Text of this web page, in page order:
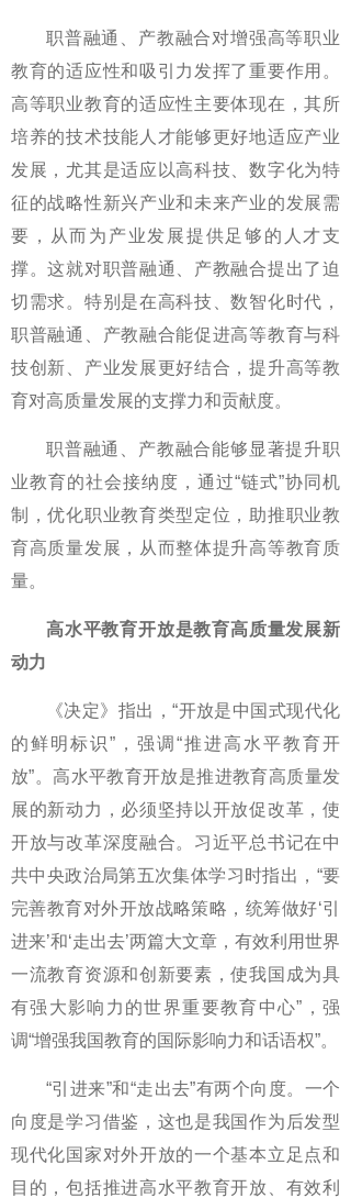
职普融通、产教融合对增强高等职业
教育的适应性和吸引力发挥了重要作用。
高等职业教育的适应性主要体现在，其所
培养的技术技能人才能够更好地适应产业
发展，尤其是适应以高科技、数字化为特
征的战略性新兴产业和未来产业的发展需
要，从而为产业发展提供足够的人才支
撑。这就对职普融通、产教融合提出了迫
切需求。特别是在高科技、数智化时代，
职普融通、产教融合能促进高等教育与科
技创新、产业发展更好结合，提升高等教
育对高质量发展的支撑力和贡献度。
职普融通、产教融合能够显著提升职
业教育的社会接纳度，通过“链式”协同机
制，优化职业教育类型定位，助推职业教
育高质量发展，从而整体提升高等教育质
量。
高水平教育开放是教育高质量发展新
动力
《决定》指出，“开放是中国式现代化
的鲜明标识”，强调“推进高水平教育开
放”。高水平教育开放是推进教育高质量发
展的新动力，必须坚持以开放促改革，使
开放与改革深度融合。习近平总书记在中
共中央政治局第五次集体学习时指出，“要
完善教育对外开放战略策略，统筹做好‘引
进来’和‘走出去’两篇大文章，有效利用世界
一流教育资源和创新要素，使我国成为具
有强大影响力的世界重要教育中心”，强
调“增强我国教育的国际影响力和话语权”。
“引进来”和“走出去”有两个向度。一个
向度是学习借鉴，这也是我国作为后发型
现代化国家对外开放的一个基本立足点和
目的，包括推进高水平教育开放、有效利